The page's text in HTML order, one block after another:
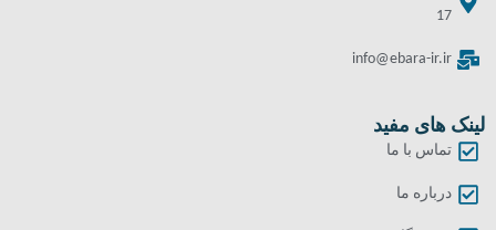
17
info@ebara-ir.ir
لینک های مفید
تماس با ما
درباره ما